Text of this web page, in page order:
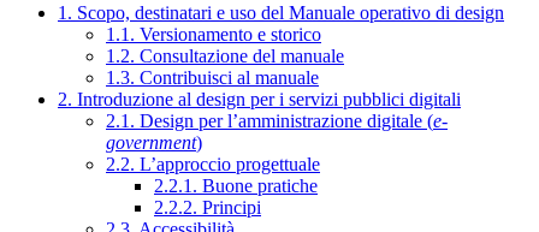
1. Scopo, destinatari e uso del Manuale operativo di design
1.1. Versionamento e storico
1.2. Consultazione del manuale
1.3. Contribuisci al manuale
2. Introduzione al design per i servizi pubblici digitali
2.1. Design per l’amministrazione digitale (e-
government)
2.2. L’approccio progettuale
2.2.1. Buone pratiche
2.2.2. Principi